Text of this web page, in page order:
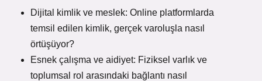
Dijital kimlik ve meslek: Online platformlarda
temsil edilen kimlik, gerçek varoluşla nasıl
örtüşüyor?
Esnek çalışma ve aidiyet: Fiziksel varlık ve
toplumsal rol arasındaki bağlantı nasıl